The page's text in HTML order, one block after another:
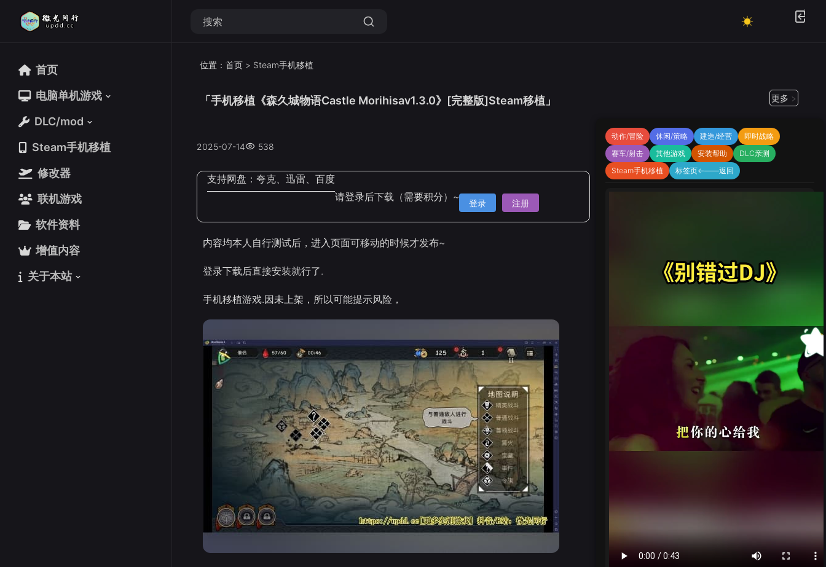
首页
电脑单机游戏
DLC/mod
Steam手机移植
修改器
联机游戏
软件资料
增值内容
关于本站
首页
电脑单机游戏
DLC/mod
Steam手机移植
修改器
联机游戏
软件资料
增值内容
关于本站
位置： 首页 > Steam手机移植
「手机移植《森久城物语Castle Morihisav1.3.0》[完整版]Steam移植」 更多 >
2025-07-14 538
支持网盘： 夸克、迅雷、百度
请登录后下载（需要积分）~
登录 注册
内容均本人自行测试后，进入页面可移动的时候才发布~
登录下载后直接安装就行了.
手机移植游戏.因未上架，所以可能提示风险，
动作/冒险 休闲/策略 建造/经营
即时战略
赛车/射击
其他游戏 安装帮助
DLC亲测
Steam手机移植
标签页←——返回